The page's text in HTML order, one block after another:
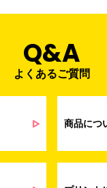
内で利用いたします。
個人情報の利
当社通信販売におけ
るアンケート等の収集・
せ業務に関するお取引先
契約・請求等の一連の手
Q&A
よくあるご質問
商品につ